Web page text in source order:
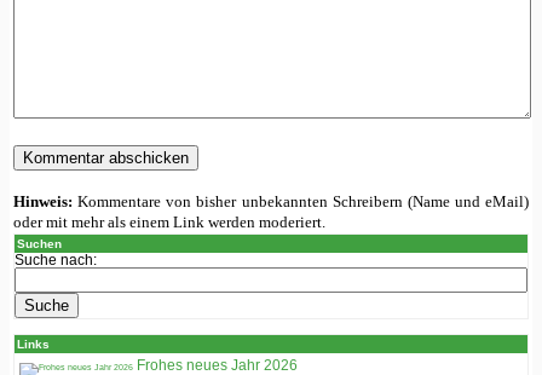
Hinweis: Kommentare von bisher unbekannten Schreibern (Name und eMail)
oder mit mehr als einem Link werden moderiert.
Suchen
Suche nach:
Links
Frohes neues Jahr 2026